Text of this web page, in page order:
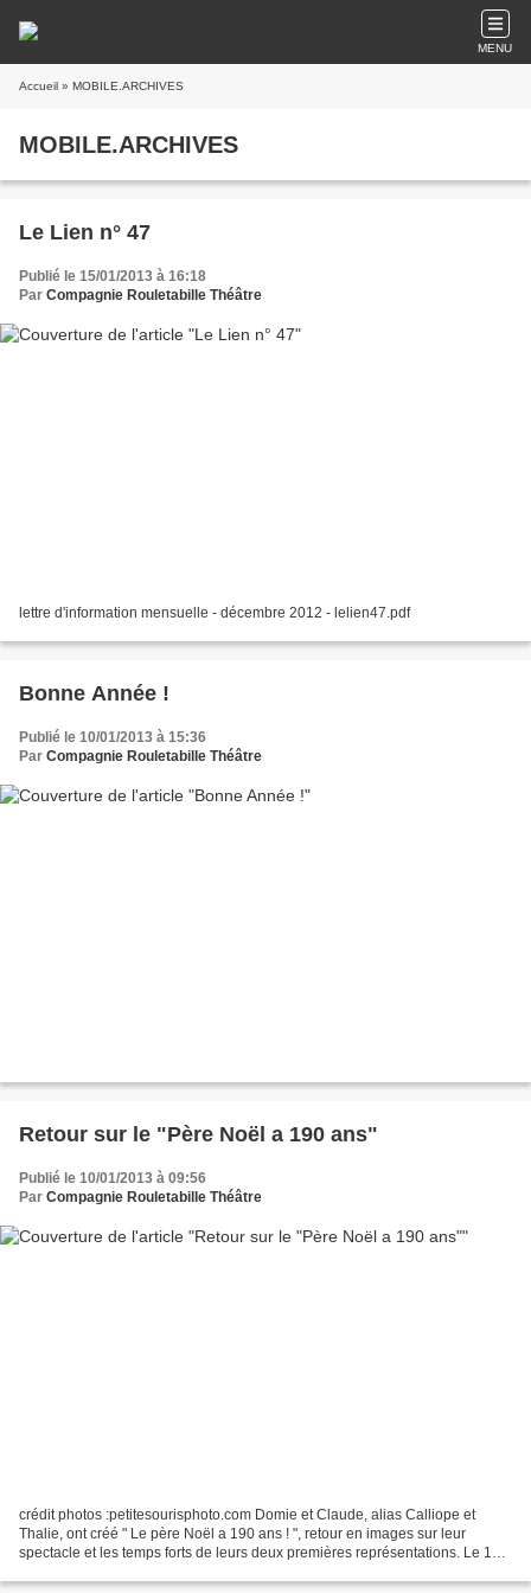
MENU
Accueil » MOBILE.ARCHIVES
MOBILE.ARCHIVES
Le Lien n° 47
Publié le 15/01/2013 à 16:18
Par Compagnie Rouletabille Théâtre
lettre d'information mensuelle - décembre 2012 - lelien47.pdf
Bonne Année !
Publié le 10/01/2013 à 15:36
Par Compagnie Rouletabille Théâtre
Retour sur le "Père Noël a 190 ans"
Publié le 10/01/2013 à 09:56
Par Compagnie Rouletabille Théâtre
crédit photos :petitesourisphoto.com Domie et Claude, alias Calliope et
Thalie, ont créé " Le père Noël a 190 ans ! ", retour en images sur leur
spectacle et les temps forts de leurs deux premières représentations. Le 13